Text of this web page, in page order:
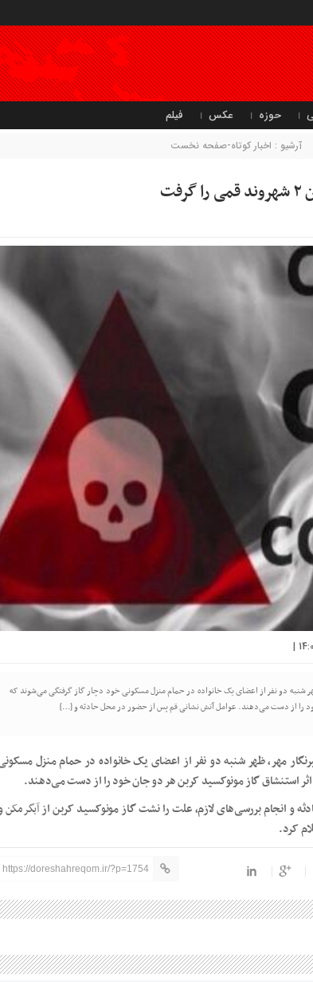
حوزه عکس فیلم
آرشیو : اخبار کوتاه-صفحه نخست
شنبه دو نفر از اعضای یک خانواده در حمام منزل مسکونی خود دچار گاز گرفتگی می‌شوند که
را از دست می‌دهند. عوامل آتش نشانی قم پس از حضور در محل حادثه و […]
مهر، ظهر شنبه دو نفر از اعضای یک خانواده در حمام منزل
استنشاق گاز مونوکسید کربن هر دو جان خود را از دست می‌دهند.
و انجام بررسی‌های لازم، علت را نشت گاز مونوکسید کربن ازآبگرمکن
کرد.
https://doreshahreqom.ir/?p=1754